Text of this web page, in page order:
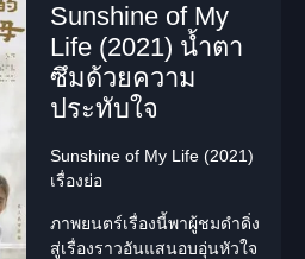
Sunshine of My
Life (2021) น้ำตา
ซึมด้วยความ
ประทับใจ
Sunshine of My Life (2021)
เรื่องย่อ
ภาพยนตร์เรื่องนี้พาผู้ชมดำดิ่ง
สู่เรื่องราวอันแสนอบอุ่นหัวใจ